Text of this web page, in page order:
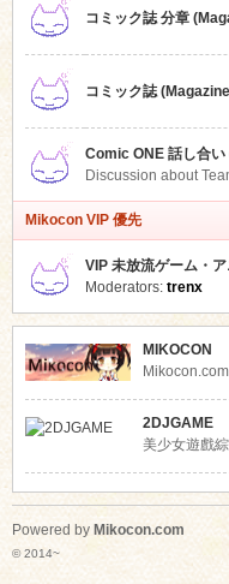
コミック誌 分章
コミック誌
Comic ONE 話し合
Discussion about
Mikocon VIP 優先
VIP 未放流ゲーム・
Moderators: trenx
MIKOCON
Mikocon.com
2DJGAME
美少女遊戲
Powered by Mikocon.com
© 2014~